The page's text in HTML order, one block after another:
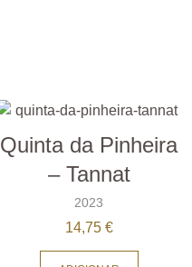
Quinta da Pinheira
– Tannat
2023
14,75 €